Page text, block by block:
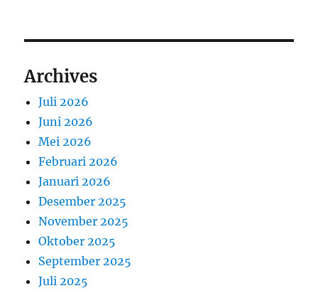
Archives
Juli 2026
Juni 2026
Mei 2026
Februari 2026
Januari 2026
Desember 2025
November 2025
Oktober 2025
September 2025
Juli 2025